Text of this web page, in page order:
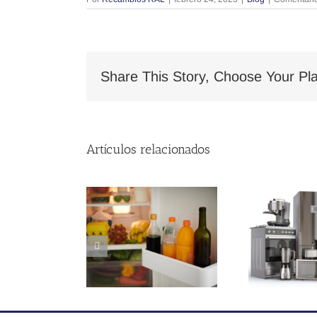
Share This Story, Choose Your
Artículos relacionados
Cómo elegir el
recambio
perfecto para tu
electrodoméstico